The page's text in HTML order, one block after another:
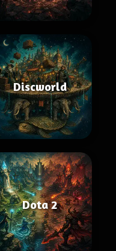
Discworld
Dota 2